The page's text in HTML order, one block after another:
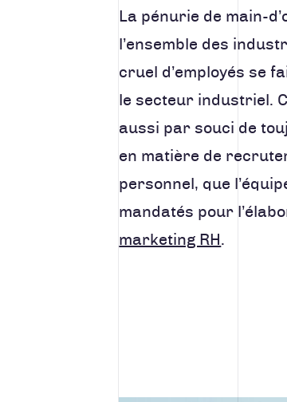
La pénurie de main-
l’ensemble des
cruel d’employés se
le secteur industriel.
aussi par souci de
en matière de
personnel, que
mandatés pour
marketing RH .